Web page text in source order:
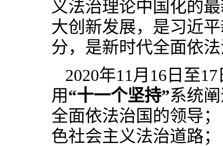
义法治理论中国化的
大创新发展，是习近
分，是新时代全面依
2020年11月16日至
用“十一个坚持”系统
全面依法治国的领导
色社会主义法治道路